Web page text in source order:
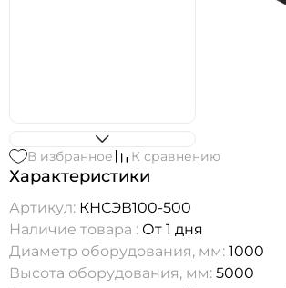
В избранное К сравнению
Характеристики
Артикул: КНСЭВ100-500
Наличие товара : От 1 дня
Диаметр оборудования, мм: 1000
Высота оборудования, мм: 5000